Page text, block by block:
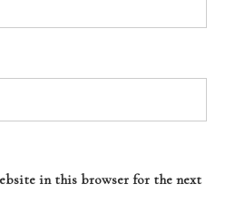
in this browser for the next